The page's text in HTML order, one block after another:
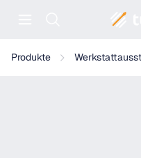
Produkte
Munk Fahrbalken